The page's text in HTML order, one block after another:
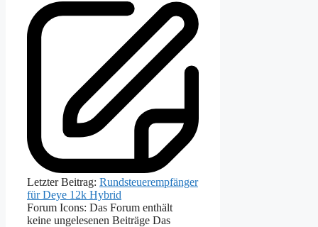
Letzter Beitrag: Rundsteuerempfänger
für Deye 12k Hybrid
Forum Icons: Das Forum enthält
keine ungelesenen Beiträge Das